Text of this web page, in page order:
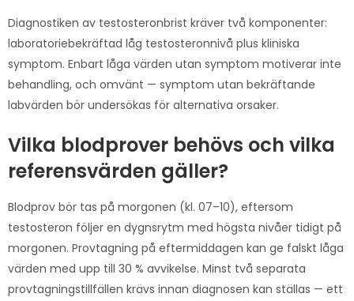
Diagnostiken av testosteronbrist kräver två komponenter:
laboratoriebekräftad låg testosteronnivå plus kliniska
symptom. Enbart låga värden utan symptom motiverar inte
behandling, och omvänt — symptom utan bekräftande
labvärden bör undersökas för alternativa orsaker.
Vilka blodprover behövs och vilka
referensvärden gäller?
Blodprov bör tas på morgonen (kl. 07–10), eftersom
testosteron följer en dygnsrytm med högsta nivåer tidigt på
morgonen. Provtagning på eftermiddagen kan ge falskt låga
värden med upp till 30 % avvikelse. Minst två separata
provtagningstillfällen krävs innan diagnosen kan ställas — ett